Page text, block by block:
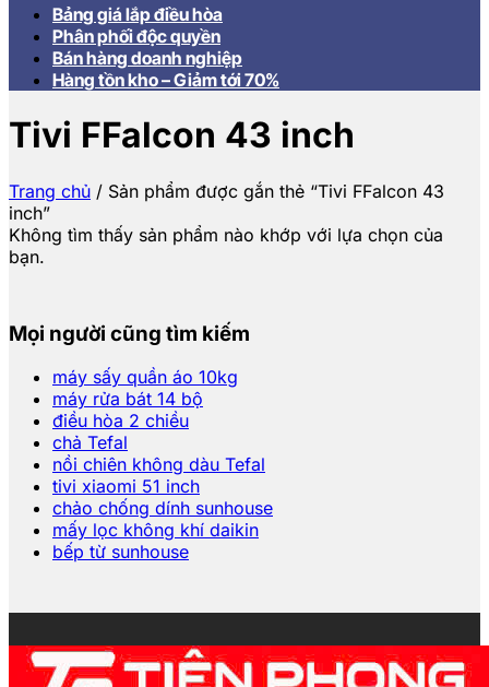
Bảng giá lắp điều hòa
Phân phối độc quyền
Bán hàng doanh nghiệp
Hàng tồn kho – Giảm tới 70%
Tivi FFalcon 43 inch
Trang chủ / Sản phẩm được gắn thẻ “Tivi FFalcon 43
inch”
Không tìm thấy sản phẩm nào khớp với lựa chọn của
bạn.
Mọi người cũng tìm kiếm
máy sấy quần áo 10kg
máy rửa bát 14 bộ
điều hòa 2 chiều
chả Tefal
nồi chiên không dàu Tefal
tivi xiaomi 51 inch
chảo chống dính sunhouse
mấy lọc không khí daikin
bếp từ sunhouse